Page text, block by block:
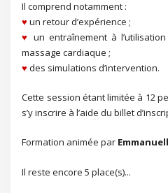
Il comprend notamment :
♥ un retour d’expérience ;
♥ un entraînement à
massage cardiaque ;
♥ des simulations d’intervention.
Cette session étant limitée à 12
s’y inscrire à l’aide du billet
Formation animée par
Il reste encore 5 place(s)...